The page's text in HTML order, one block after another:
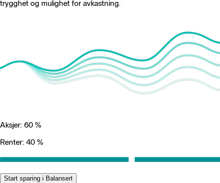
trygghet og mulighet for avkastning.
Aksjer: 60 %
Renter: 40 %
Start sparing i Balansert